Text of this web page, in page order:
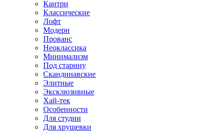
Кантри
Классические
Лофт
Модерн
Прованс
Неоклассика
Минимализм
Под старину
Скандинавские
Элитные
Эксклюзивные
Хай-тек
Особенности
Для студии
Для хрущевки